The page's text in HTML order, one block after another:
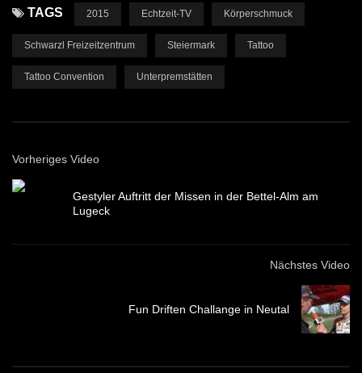
TAGS 2015 Echtzeit-TV Körperschmuck
Schwarzl Freizeitzentrum Steiermark Tattoo
Tattoo Convention Unterpremstätten
Vorheriges Video
Gestyler Auftritt der Missen in der Bettel-Alm am
Lugeck
Nächstes Video
Fun Driften Challange in Neutal